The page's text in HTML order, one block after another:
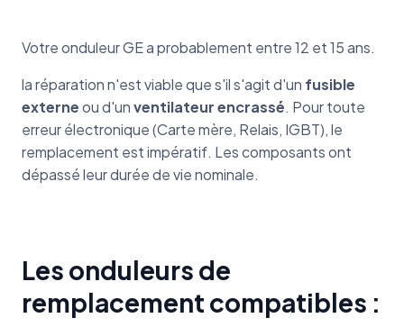
Votre onduleur GE a probablement entre 12 et 15 ans.
la réparation n'est viable que s'il s'agit d'un fusible
externeou d'unventilateur encrassé. Pour toute
erreur électronique (Carte mère, Relais, IGBT), le
remplacement est impératif. Les composants ont
dépassé leur durée de vie nominale.
Les onduleurs de
remplacement compatibles :